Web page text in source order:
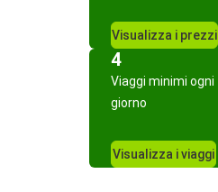
Visualizza i prezzi
4
Viaggi minimi ogni
giorno
Visualizza i viaggi